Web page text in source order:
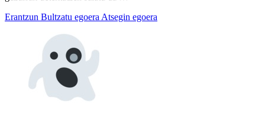
Erantzun Bultzatu egoeraAtsegin egoera